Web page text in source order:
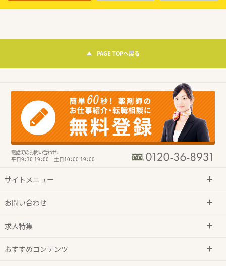
PAGE TOPへ戻る
電話でのお問い合わせ：
平日9：30-19：00 土日10：00-19：00
サイトメニュー
お問い合わせ
求人特集
おすすめコンテンツ